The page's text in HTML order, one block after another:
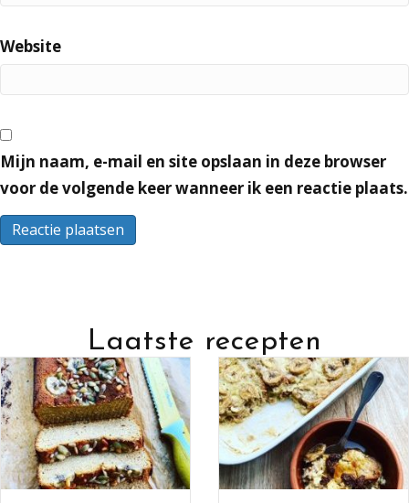
Website
Mijn naam, e-mail en site opslaan in deze browser
voor de volgende keer wanneer ik een reactie plaats.
Laatste recepten